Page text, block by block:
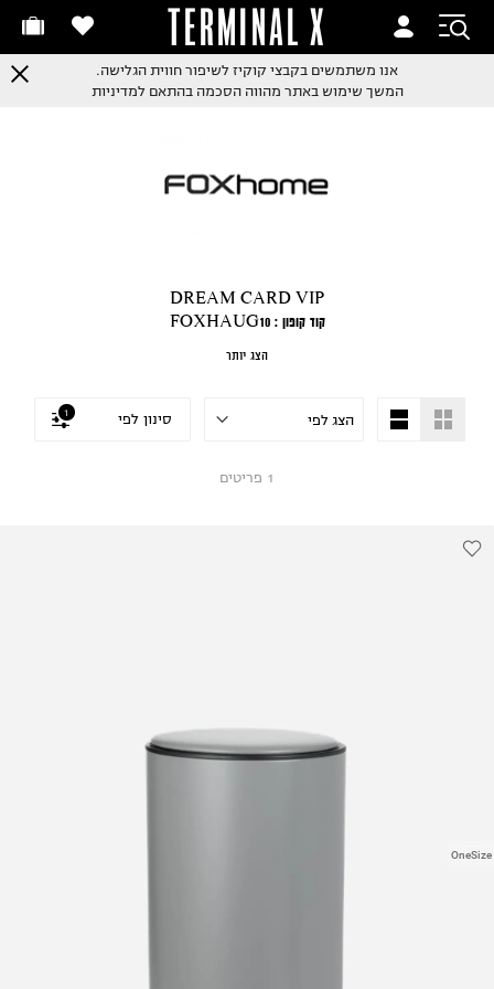
TERMINAL X
אנו משתמשים בקבצי קוקיז לשיפור חווית הגלישה.
המשך שימוש באתר מהווה הסכמה בהתאם למדיניות
DREAM CARD VIP
קוד קופון : FOXHAUG10
וקטגוריית LAST CHANCE באתרכפוף לתקנון האתר.
הצג יותר
סינון לפי 1
1 פריטים
OneSize